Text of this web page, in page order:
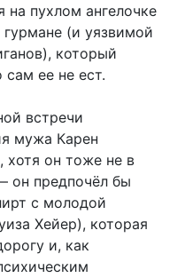
на пухлом ангелочке
(и уязвимой
который
сам ее не ест.
встречи
мужа Карен
хотя он тоже не в
он предпочёл бы
с молодой
Хейер), которая
и, как